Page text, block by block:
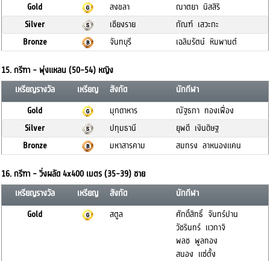
Gold
สงขลา
ณาตยา นิสสิริ
Silver
เชียงราย
กัณฑ์ เสวะกะ
Bronze
จันทบุรี เฉลิมรัตน์ หิมพานต์
15. กรีฑา - พุ่งแหลน (50-54) หญิง
เหรียญรางวัล
เหรียญ สังกัด
นักกีฬา
Gold
มุกดาหาร
ณัฐธภา ทองเฟื่อง
Silver
ปทุมธานี
ยุพดี เงินดิษฐ
Bronze
มหาสารคาม สมทรง ลาหนองแคน
16. กรีฑา - วิ่งผลัด 4x400 เมตร (35-39) ชาย
เหรียญรางวัล
เหรียญ สังกัด
นักกีฬา
Gold
สตูล
ศักดิ์สิทธิ์ จันทร์ปาน
วัชรินทร์ แวกาจิ
พลช พูลทอง
สนอง แซ่ตั้ง